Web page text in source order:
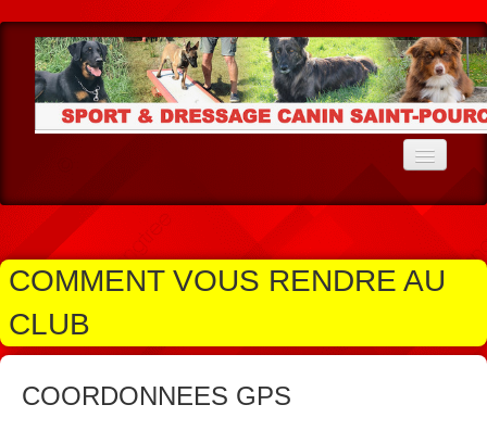
Le Club
Ecole du Chiot
Education
COMMENT VOUS RENDRE AU
CLUB
COORDONNEES GPS